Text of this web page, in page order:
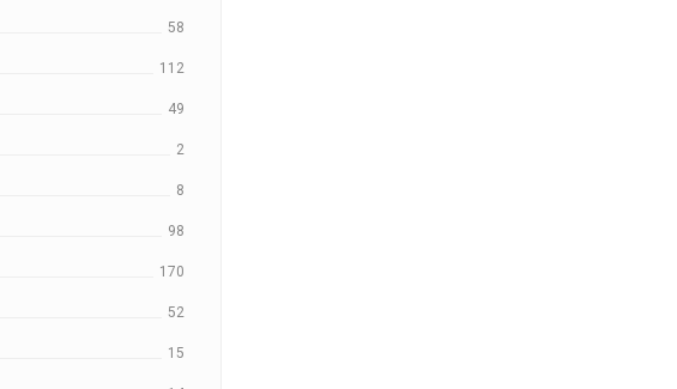
58
112
49
2
8
98
170
52
15